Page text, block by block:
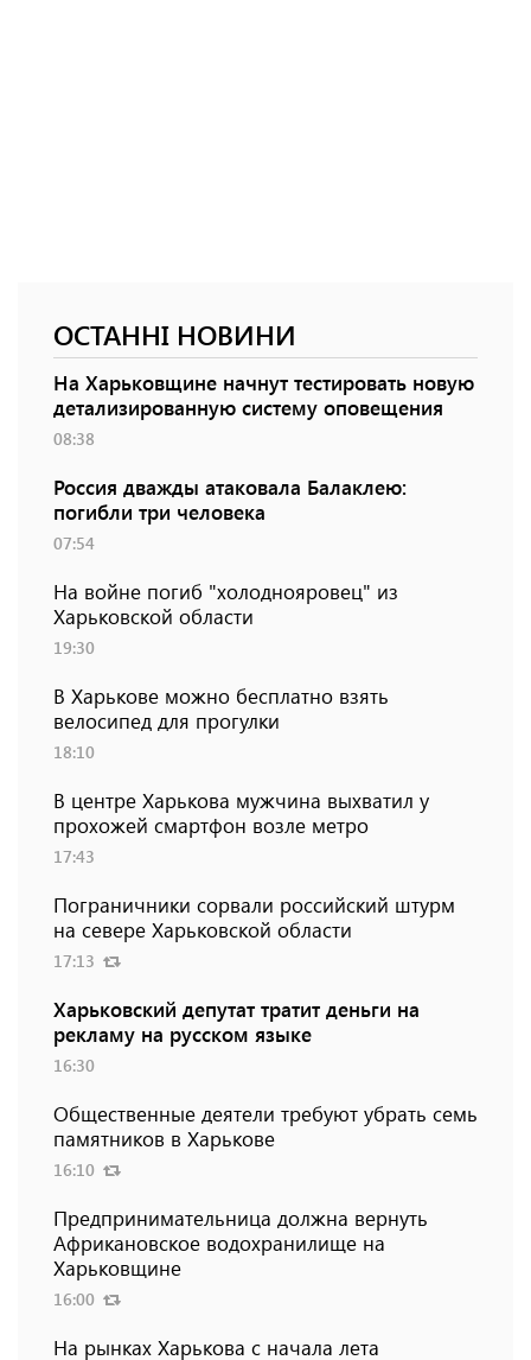
ОСТАННІ НОВИНИ
На Харьковщине начнут тестировать новую
детализированную систему оповещения
08:38
Россия дважды атаковала Балаклею:
погибли три человека
07:54
На войне погиб "холоднояровец" из
Харьковской области
19:30
В Харькове можно бесплатно взять
велосипед для прогулки
18:10
В центре Харькова мужчина выхватил у
прохожей смартфон возле метро
17:43
Пограничники сорвали российский штурм
на севере Харьковской области
17:13
Харьковский депутат тратит деньги на
рекламу на русском языке
16:30
Общественные деятели требуют убрать семь
памятников в Харькове
16:10
Предпринимательница должна вернуть
Африкановское водохранилище на
Харьковщине
16:00
На рынках Харькова с начала лета